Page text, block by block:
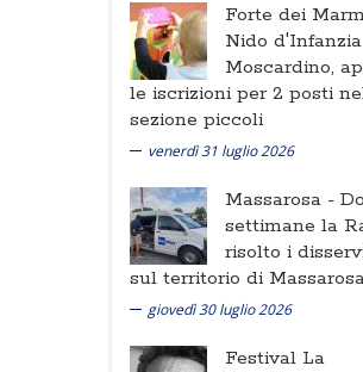
Forte dei
Nido d'Infanzia
Moscardino,
le iscrizioni per 2 posti
sezione piccoli
venerdì 31 luglio 2026
Massarosa -
settimane la
risolto i
sul territorio di
giovedì 30 luglio 2026
Festival La